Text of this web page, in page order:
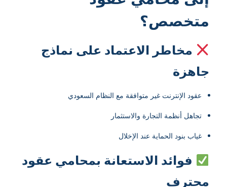
متخصص؟
مخاطر الاعتماد على نماذج
جاهزة
عقود الإنترنت غير متوافقة مع النظام السعودي
تجاهل أنظمة التجارة والاستثمار
غياب بنود الحماية عند الإخلال
فوائد الاستعانة بمحامي عقود
محترف